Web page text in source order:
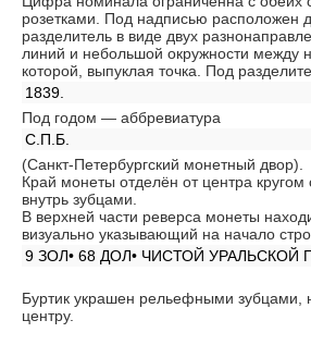
розетками. Под надписью расположен
разделитель в виде двух
линий и небольшой окружности между
которой, выпуклая точка. Под
1839.
Под годом — аббревиатура
С.П.Б.
(Санкт-Петербургский монетный двор).
Край монеты отделён от центра
внутрь зубцами.
В верхней части реверса монеты
визуально указывающий на начало
9 ЗОЛ• 68 ДОЛ• ЧИСТОЙ УРАЛЬСКОЙ
Буртик украшен рельефными зубцами,
центру.